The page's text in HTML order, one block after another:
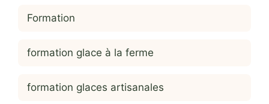
Formation
formation glace à la ferme
formation glaces artisanales